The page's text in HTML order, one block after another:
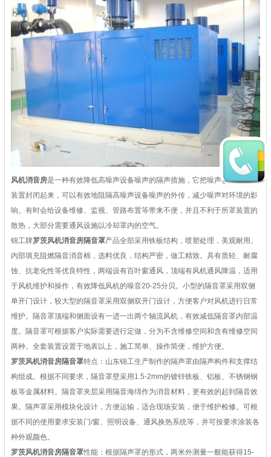
风机消音房是一种有效降低高噪声设备噪声的隔声措施，它把噪声较大的设备
装置封闭起来，可以有效地阻隔高噪声设备噪声的外传，减少噪声对环境的影
响。有时会给设备维修、监视、管路布置等带来不便，并且不利于所罩装置的
散热，大部分需要通风设施以冷却罩内的空气。
锦工牌罗茨风机消音房隔音罩产品全部采用铁板结构，喷塑处理，美观耐用。
内部填充阻燃隔音消音棉，选料优良，结构严密，做工精致。具有质轻、耐腐
蚀、抗老化性等优良特性，两端设有百叶窗通风，顶端有风机通风降温，适用
于风机维护和操作，有效降低风机的噪音20-25分贝。小型的隔音罩采用双侧
单开门设计，较大型的隔音罩采用双侧双开门设计，方便客户对风机进行日常
维护。隔音罩顶端和侧面设有一进一出两个轴流风机，有效减低隔音罩内部温
度。隔音罩可根据客户实际需要进行定做，分为不含维修空间和含有维修空间
两种。全套装置设置于地表以上，施工简单、操作简便，维护方便。
罗茨风机消音房隔音罩特点：山东锦工生产制作的隔声罩由隔声构件和支撑结
构组成。根据不同要求，隔音罩壁采用1.5-2mm的镀锌铁板、铝板、不锈钢钢
板等金属材料。隔音罩夹层采用隔音海绵作为消音材料，更有效的起到隔音效
果。隔声罩采用模块化设计，方便运输，适合现场安装，便于维护检修。可根
据不同的使用要求安装门/窗、照明设备、通风换热系统等，并可按要求涂装各
种外观颜色。
罗茨风机消音房隔音罩性能：根据隔声罩的形式，两米外测量一般能获得15-